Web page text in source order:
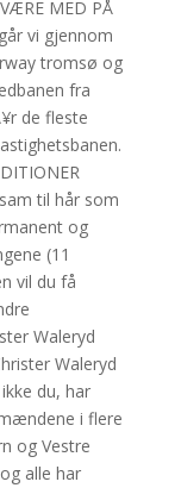
MED PÅ
vi gjennom
tromsø og
fra
de fleste
til hår som
og
(11
vil du få
Waleryd
Waleryd
du, har
i flere
og Vestre
alle har